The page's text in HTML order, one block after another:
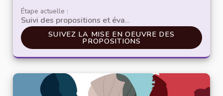
Étape actuelle :
Suivi des propositions et évaluation de la Convention
SUIVEZ LA MISE EN OEUVRE DES
SUIVEZ LA MISE EN OEUVRE DES
PROPOSITIONS